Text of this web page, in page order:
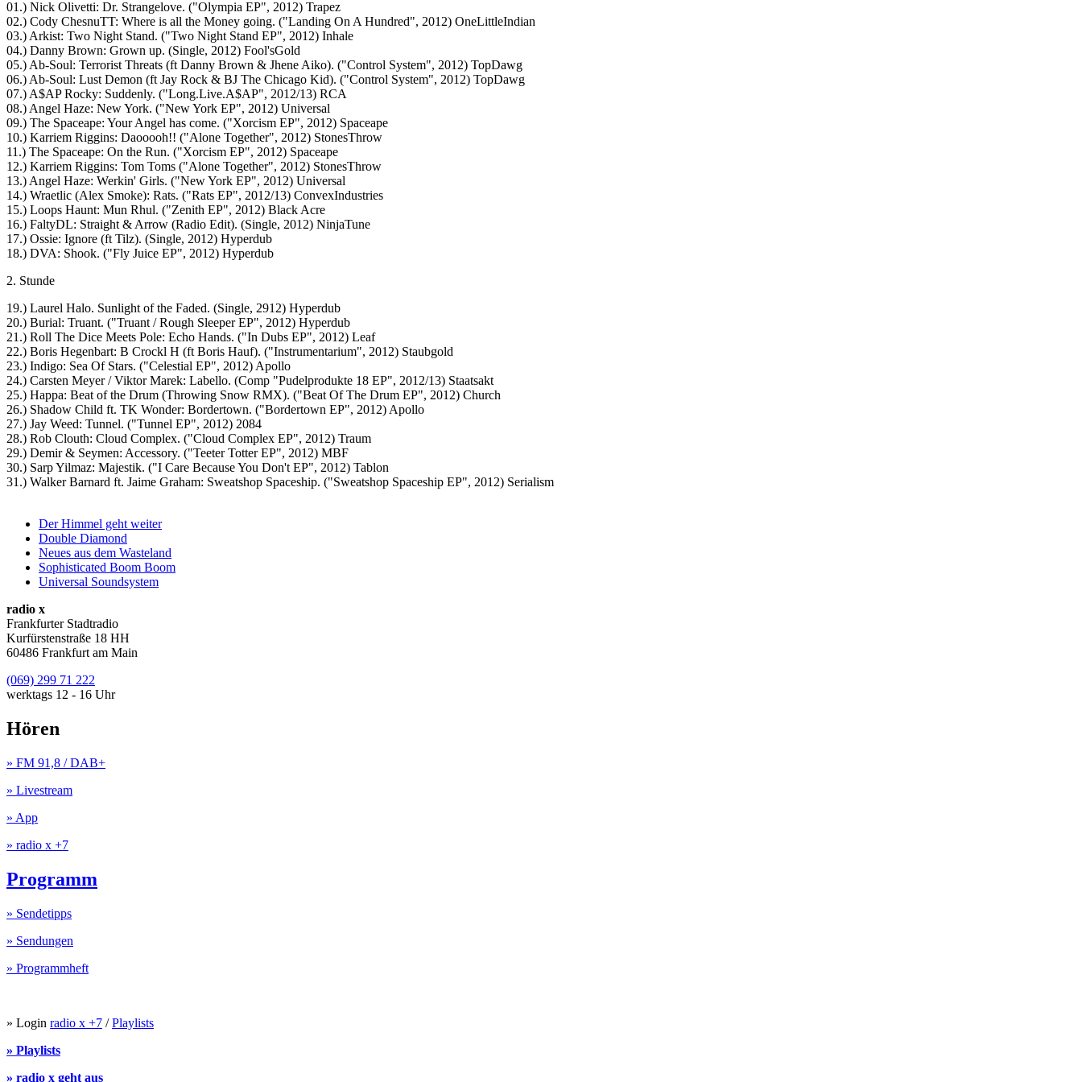
01.) Nick Olivetti: Dr. Strangelove. ("Olympia EP", 2012) Trapez
02.) Cody ChesnuTT: Where is all the Money going. ("Landing On A Hundred", 2012) OneLittleIndian
03.) Arkist: Two Night Stand. ("Two Night Stand EP", 2012) Inhale
04.) Danny Brown: Grown up. (Single, 2012) Fool'sGold
05.) Ab-Soul: Terrorist Threats (ft Danny Brown & Jhene Aiko). ("Control System", 2012) TopDawg
06.) Ab-Soul: Lust Demon (ft Jay Rock & BJ The Chicago Kid). ("Control System", 2012) TopDawg
07.) A$AP Rocky: Suddenly. ("Long.Live.A$AP", 2012/13) RCA
08.) Angel Haze: New York. ("New York EP", 2012) Universal
09.) The Spaceape: Your Angel has come. ("Xorcism EP", 2012) Spaceape
10.) Karriem Riggins: Daooooh!! ("Alone Together", 2012) StonesThrow
11.) The Spaceape: On the Run. ("Xorcism EP", 2012) Spaceape
12.) Karriem Riggins: Tom Toms ("Alone Together", 2012) StonesThrow
13.) Angel Haze: Werkin' Girls. ("New York EP", 2012) Universal
14.) Wraetlic (Alex Smoke): Rats. ("Rats EP", 2012/13) ConvexIndustries
15.) Loops Haunt: Mun Rhul. ("Zenith EP", 2012) Black Acre
16.) FaltyDL: Straight & Arrow (Radio Edit). (Single, 2012) NinjaTune
17.) Ossie: Ignore (ft Tilz). (Single, 2012) Hyperdub
18.) DVA: Shook. ("Fly Juice EP", 2012) Hyperdub
2. Stunde
19.) Laurel Halo. Sunlight of the Faded. (Single, 2912) Hyperdub
20.) Burial: Truant. ("Truant / Rough Sleeper EP", 2012) Hyperdub
21.) Roll The Dice Meets Pole: Echo Hands. ("In Dubs EP", 2012) Leaf
22.) Boris Hegenbart: B Crockl H (ft Boris Hauf). ("Instrumentarium", 2012) Staubgold
23.) Indigo: Sea Of Stars. ("Celestial EP", 2012) Apollo
24.) Carsten Meyer / Viktor Marek: Labello. (Comp "Pudelprodukte 18 EP", 2012/13) Staatsakt
25.) Happa: Beat of the Drum (Throwing Snow RMX). ("Beat Of The Drum EP", 2012) Church
26.) Shadow Child ft. TK Wonder: Bordertown. ("Bordertown EP", 2012) Apollo
27.) Jay Weed: Tunnel. ("Tunnel EP", 2012) 2084
28.) Rob Clouth: Cloud Complex. ("Cloud Complex EP", 2012) Traum
29.) Demir & Seymen: Accessory. ("Teeter Totter EP", 2012) MBF
30.) Sarp Yilmaz: Majestik. ("I Care Because You Don't EP", 2012) Tablon
31.) Walker Barnard ft. Jaime Graham: Sweatshop Spaceship. ("Sweatshop Spaceship EP", 2012) Serialism
Der Himmel geht weiter
Double Diamond
Neues aus dem Wasteland
Sophisticated Boom Boom
Universal Soundsystem
radio x
Frankfurter Stadtradio
Kurfürstenstraße 18 HH
60486 Frankfurt am Main
(069) 299 71 222
werktags 12 - 16 Uhr
Hören
» FM 91,8 / DAB+
» Livestream
» App
» radio x +7
Programm
» Sendetipps
» Sendungen
» Programmheft
» Login radio x +7 /Playlists
» Playlists
» radio x geht aus